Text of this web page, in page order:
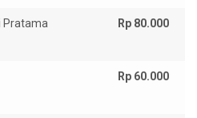
Pratama Rp 80.000
Rp 60.000